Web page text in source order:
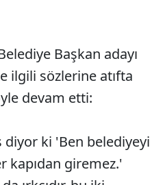
Başkan adayı
ilgili sözlerine atıfta
devam etti:
diyor ki 'Ben belediyeyi
kapıdan giremez.'